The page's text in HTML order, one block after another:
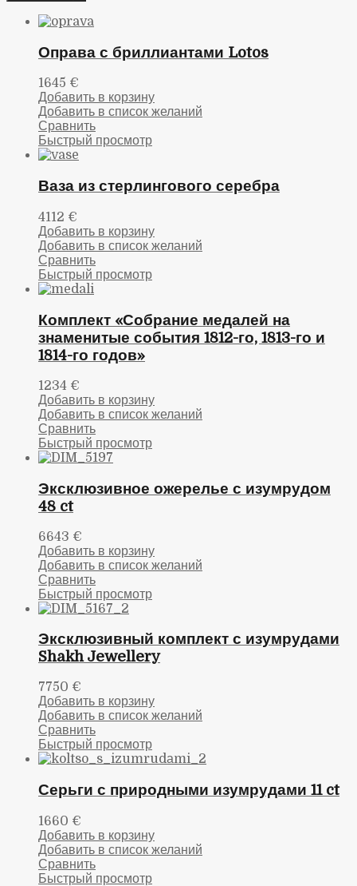
Оправа с бриллиантами Lotos
1645 €
Добавить в корзину
Добавить в список желаний
Сравнить
Быстрый просмотр
Ваза из стерлингового серебра
4112 €
Добавить в корзину
Добавить в список желаний
Сравнить
Быстрый просмотр
Комплект «Собрание медалей на
знаменитые события 1812-го, 1813-го и
1814-го годов»
1234 €
Добавить в корзину
Добавить в список желаний
Сравнить
Быстрый просмотр
Эксклюзивное ожерелье с изумрудом
48 ct
6643 €
Добавить в корзину
Добавить в список желаний
Сравнить
Быстрый просмотр
Эксклюзивный комплект с изумрудами
Shakh Jewellery
7750 €
Добавить в корзину
Добавить в список желаний
Сравнить
Быстрый просмотр
Серьги с природными изумрудами 11 ct
1660 €
Добавить в корзину
Добавить в список желаний
Сравнить
Быстрый просмотр